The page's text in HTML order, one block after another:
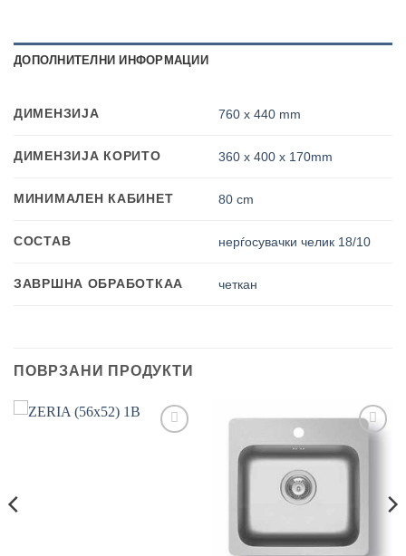
ДОПОЛНИТЕЛНИ ИНФОРМАЦИИ
ДИМЕНЗИЈА 760 x 440 mm
ДИМЕНЗИЈА КОРИТО 360 x 400 x 170mm
МИНИМАЛЕН КАБИНЕТ 80 cm
СОСТАВ нерѓосувачки челик 18/10
ЗАВРШНА ОБРАБОТКАА четкан
ПОВРЗАНИ ПРОДУКТИ
Add to
wishlist